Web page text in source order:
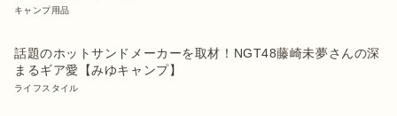
キャンプ用品
話題のホットサンドメーカーを取材！NGT48藤崎未夢さんの深
まるギア愛【みゆキャンプ】
ライフスタイル